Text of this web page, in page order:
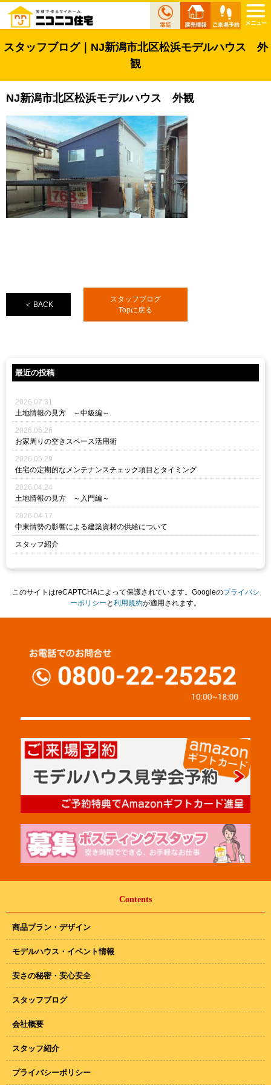
スタッフブログ｜NJ新潟市北区松浜モデルハウス 外
観
NJ新潟市北区松浜モデルハウス 外観
＜ BACK
スタッフブログ
Topに戻る
最近の投稿
2026.07.31
土地情報の見方 ～中級編～
2026.06.26
お家周りの空きスペース活用術
2026.05.29
住宅の定期的なメンテナンスチェック項目とタイミング
2026.04.24
土地情報の見方 ～入門編～
2026.04.17
中東情勢の影響による建築資材の供給について
スタッフ紹介
このサイトはreCAPTCHAによって保護されています。Googleのプライバシ
ーポリシー と利用規約が適用されます。
Contents
商品プラン・デザイン
モデルハウス・イベント情報
安さの秘密・安心安全
スタッフブログ
会社概要
スタッフ紹介
プライバシーポリシー